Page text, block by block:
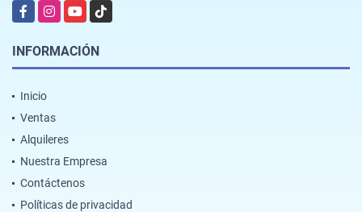
FacebookInstagramYouTubeTikTok
INFORMACIÓN
Inicio
Ventas
Alquileres
Nuestra Empresa
Contáctenos
Políticas de privacidad